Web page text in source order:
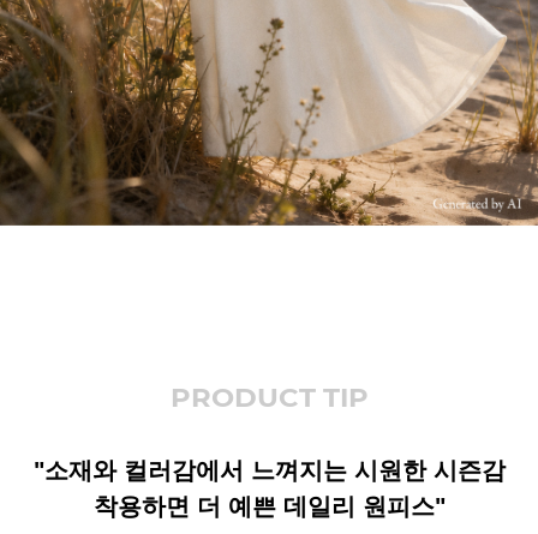
PRODUCT TIP
"소재와 컬러감에서 느껴지는 시원한 시즌감
착용하면 더 예쁜 데일리 원피스"